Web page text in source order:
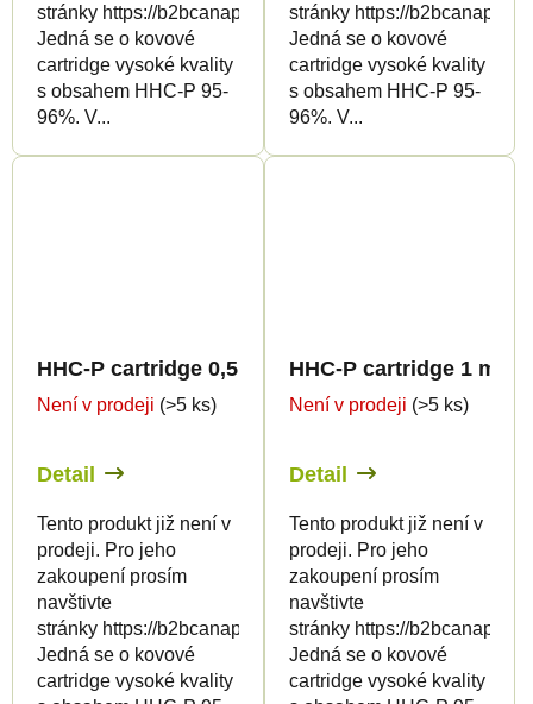
stránky https://b2bcanapuff.com/
Jedná se o kovové
cartridge vysoké kvality
s obsahem HHC-P 95-
96%. V...
stránky https://
Jedná se o kovové
cartridge vysoké kvality
s obsahem HHC-P 95-
96%. V...
HHC-P cartridge 0,5ml BULK - Terpology
Není v prodeji (>5 ks)
Detail
Tento produkt již není v
prodeji. Pro jeho
zakoupení prosím
navštivte
stránky https://b2bcanapuff.com/
Jedná se o kovové
cartridge vysoké kvality
HHC-P cartridge 1 ml
Není v prodeji (>5 ks)
Detail
Tento produkt již není v
prodeji. Pro jeho
zakoupení prosím
navštivte
stránky https://
Jedná se o kovové
cartridge vysoké kvality